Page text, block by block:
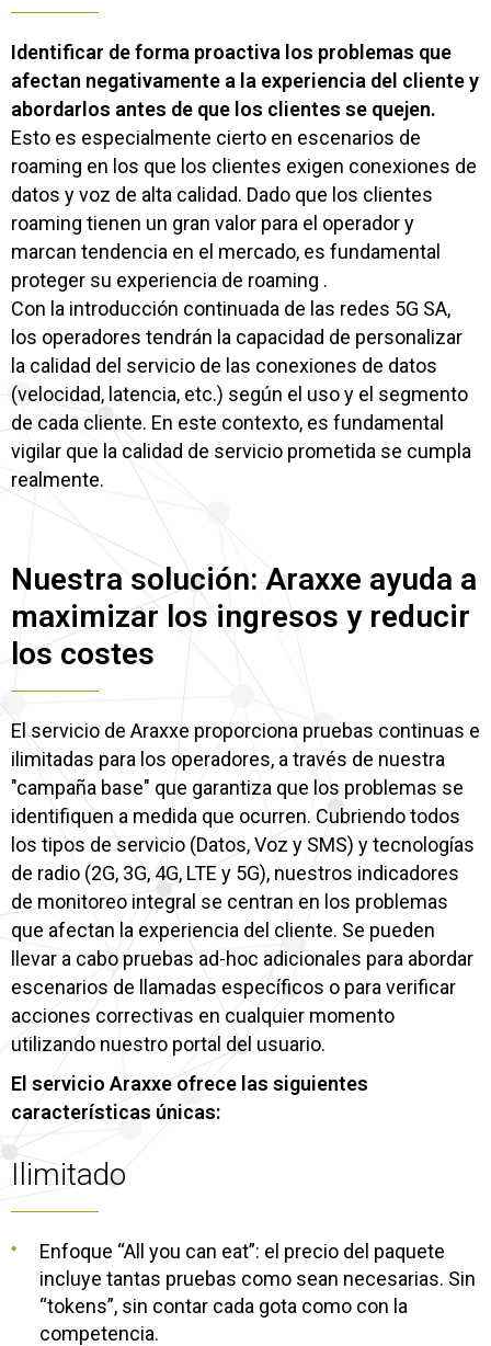
Identificar de forma proactiva los problemas que
afectan negativamente a la experiencia del cliente y
abordarlos antes de que los clientes se quejen.
Esto es especialmente cierto en escenarios de
roaming en los que los clientes exigen conexiones de
datos y voz de alta calidad. Dado que los clientes
roaming tienen un gran valor para el operador y
marcan tendencia en el mercado, es fundamental
proteger su experiencia de roaming .
Con la introducción continuada de las redes 5G SA,
los operadores tendrán la capacidad de personalizar
la calidad del servicio de las conexiones de datos
(velocidad, latencia, etc.) según el uso y el segmento
de cada cliente. En este contexto, es fundamental
vigilar que la calidad de servicio prometida se cumpla
realmente.
Nuestra solución: Araxxe ayuda a
maximizar los ingresos y reducir
los costes
El servicio de Araxxe proporciona pruebas continuas e
ilimitadas para los operadores, a través de nuestra
"campaña base" que garantiza que los problemas se
identifiquen a medida que ocurren. Cubriendo todos
los tipos de servicio (Datos, Voz y SMS) y tecnologías
de radio (2G, 3G, 4G, LTE y 5G), nuestros indicadores
de monitoreo integral se centran en los problemas
que afectan la experiencia del cliente. Se pueden
llevar a cabo pruebas ad-hoc adicionales para abordar
escenarios de llamadas específicos o para verificar
acciones correctivas en cualquier momento
utilizando nuestro portal del usuario.
El servicio Araxxe ofrece las siguientes
características únicas:
Ilimitado
Enfoque “All you can eat”: el precio del paquete
incluye tantas pruebas como sean necesarias. Sin
“tokens”, sin contar cada gota como con la
competencia.